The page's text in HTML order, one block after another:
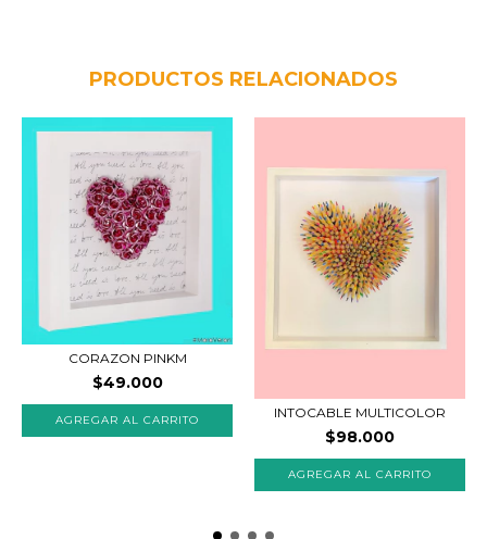
PRODUCTOS RELACIONADOS
CORAZON PINKM
$49.000
AGREGAR AL CARRITO
INTOCABLE MULTICOLOR
$98.000
AGREGAR AL CARRITO